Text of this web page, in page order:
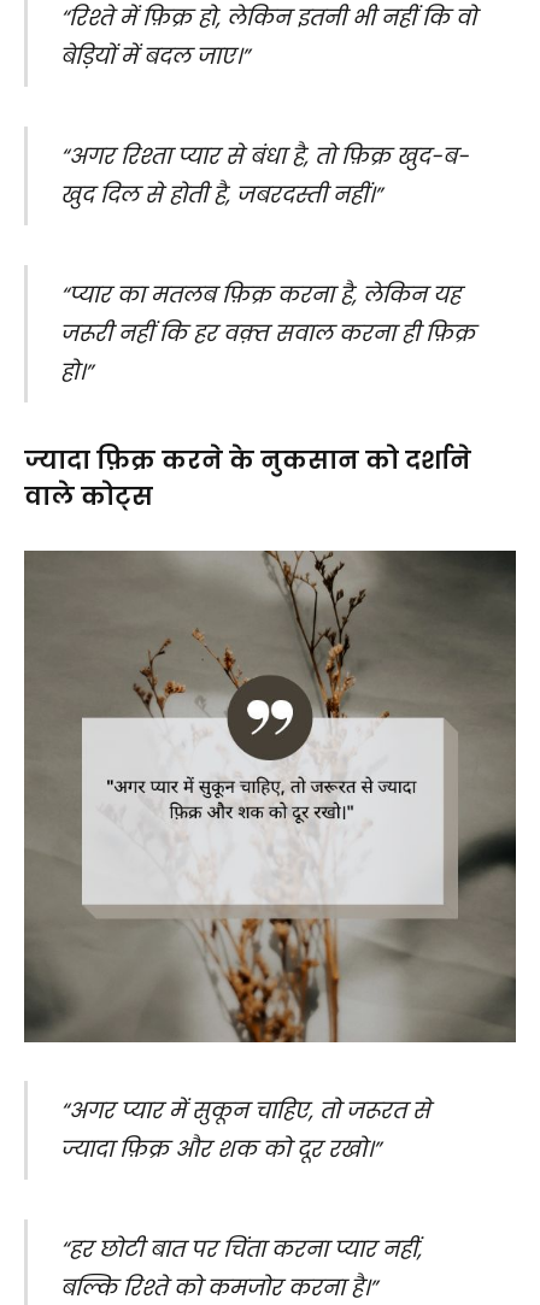
“रिश्ते में फ़िक्र हो, लेकिन इतनी भी नहीं कि वो
बेड़ियों में बदल जाए।”
“अगर रिश्ता प्यार से बंधा है, तो फ़िक्र खुद-ब-
खुद दिल से होती है, जबरदस्ती नहीं।”
“प्यार का मतलब फ़िक्र करना है, लेकिन यह
जरूरी नहीं कि हर वक़्त सवाल करना ही फ़िक्र
हो।”
ज्यादा फ़िक्र करने के नुकसान को दर्शाने
वाले कोट्स
“अगर प्यार में सुकून चाहिए, तो जरूरत से
ज्यादा फ़िक्र और शक को दूर रखो।”
“हर छोटी बात पर चिंता करना प्यार नहीं,
बल्कि रिश्ते को कमजोर करना है।”